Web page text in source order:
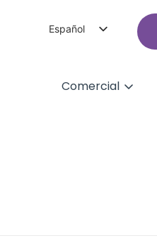
Español
Comercial